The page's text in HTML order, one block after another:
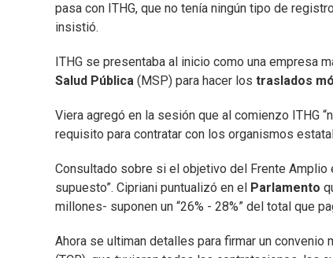
pasa con ITHG, que no tenía ningún tipo de
insistió.
ITHG se presentaba al inicio como una empresa
Salud Pública (MSP) para hacer los traslados
Viera agregó en la sesión que al comienzo ITHG
requisito para contratar con los organismos
Consultado sobre si el objetivo del Frente Amplio
supuesto”. Cipriani puntualizó en el
Parlamento
millones- suponen un “26% - 28%” del total que
Ahora se ultiman detalles para firmar un